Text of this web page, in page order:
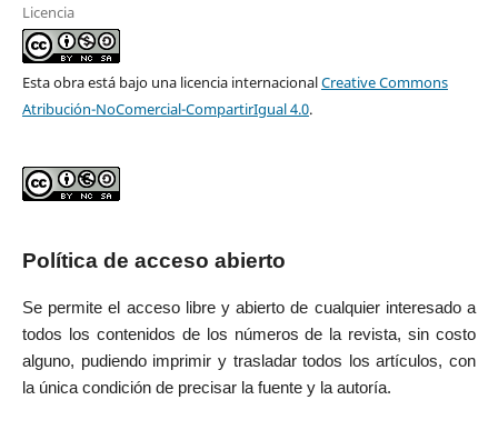
Licencia
Esta obra está bajo una licencia internacionalCreative Commons
Atribución-NoComercial-CompartirIgual 4.0.
Política de acceso abierto
Se permite el acceso libre y abierto de cualquier interesado a
todos los contenidos de los números de la revista, sin costo
alguno, pudiendo imprimir y trasladar todos los artículos, con
la única condición de precisar la fuente y la autoría.